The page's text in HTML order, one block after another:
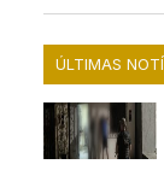
ÚLTIMAS